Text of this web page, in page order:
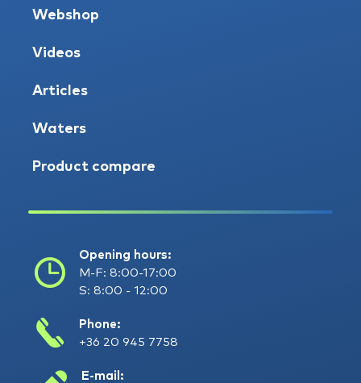
Webshop
Videos
Articles
Waters
Product compare
Opening hours:
M-F: 8:00-17:00
S: 8:00 - 12:00
Phone:
+36 20 945 7758
E-mail: